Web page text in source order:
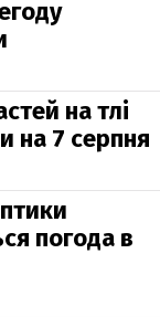
на тлі
на 7 серпня
погода в